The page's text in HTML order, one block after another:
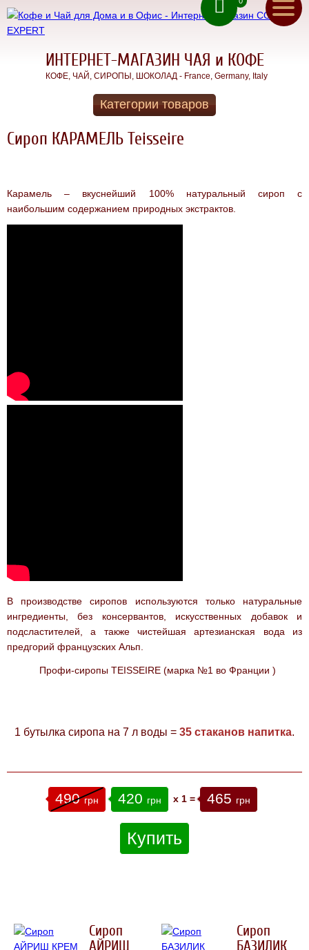
ИНТЕРНЕТ-МАГАЗИН ЧАЯ и КОФЕ
КОФЕ, ЧАЙ, СИРОПЫ, ШОКОЛАД - France, Germany, Italy
Оплата
ru
ua
(050) 71 00 222
(067) 11 00 222
(093) 70 12 222
Категории товаров
СИРОПЫ
Вкуснейшие
Чай для
КОФЕ В
ЗЕРНАХ
КОФЕ для
Сироп КАРАМЕЛЬ Teisseire
Карамель – вкуснейший 100% натуральный сироп с
наибольшим содержанием природных экстрактов.
В производстве сиропов используются только натуральные
ингредиенты, без консервантов, искусственных добавок и
подсластителей, а также чистейшая артезианская вода из
предгорий французских Альп.
Профи-сиропы TEISSEIRE (марка №1 во Франции )
1 бутылка сиропа на 7 л воды = 35 стаканов напитка.
490грн 420 грн x 1= 465 грн
Купить
Сироп
АЙРИШ
Сироп
БАЗИЛИК